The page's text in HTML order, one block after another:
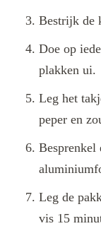
Bestrijk de
Doe op
plakken ui.
Leg het
peper en
Leg de
vis 15